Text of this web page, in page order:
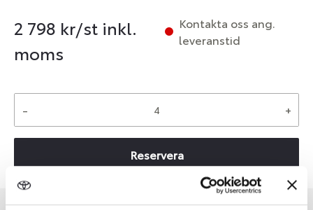
2 798 kr/st inkl.
moms
Kontakta oss ang.
leveranstid
- +
Reservera